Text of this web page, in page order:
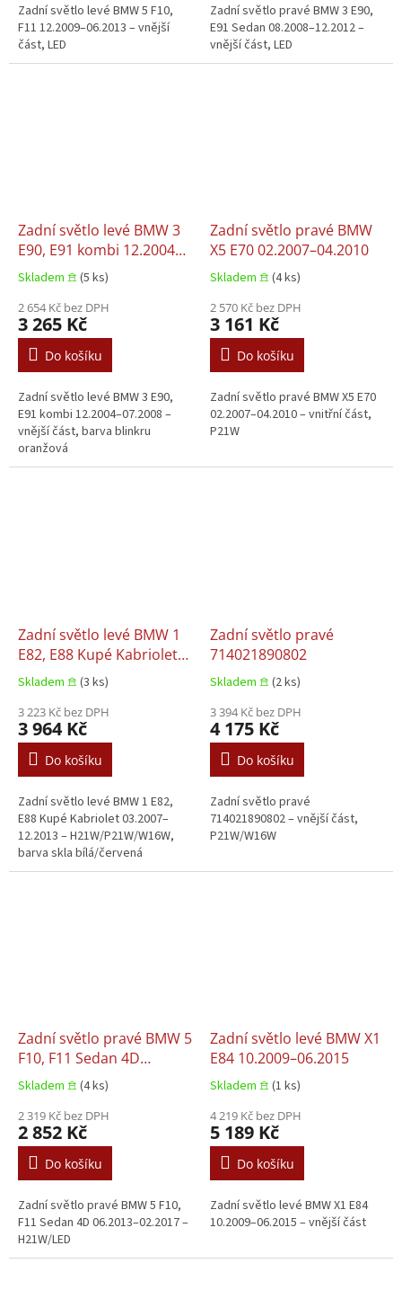
Zadní světlo levé BMW 5 F10,
F11 12.2009–06.2013 – vnější
část, LED
Zadní světlo pravé BMW 3 E90,
E91 Sedan 08.2008–12.2012 –
vnější část, LED
Zadní světlo levé BMW 3
E90, E91 kombi 12.2004–
07.2008
Skladem 𖠿 (5 ks)
2 654 Kč bez DPH
3 265 Kč
Do košíku
Zadní světlo levé BMW 3 E90,
E91 kombi 12.2004–07.2008 –
vnější část, barva blinkru
oranžová
Zadní světlo pravé BMW
X5 E70 02.2007–04.2010
Skladem 𖠿 (4 ks)
2 570 Kč bez DPH
3 161 Kč
Do košíku
Zadní světlo pravé BMW X5 E70
02.2007–04.2010 – vnitřní část,
P21W
Zadní světlo levé BMW 1
E82, E88 Kupé Kabriolet
03.2007–12.2013
Skladem 𖠿 (3 ks)
3 223 Kč bez DPH
3 964 Kč
Do košíku
Zadní světlo levé BMW 1 E82,
E88 Kupé Kabriolet 03.2007–
12.2013 – H21W/P21W/W16W,
barva skla bílá/červená
Zadní světlo pravé
714021890802
Skladem 𖠿 (2 ks)
3 394 Kč bez DPH
4 175 Kč
Do košíku
Zadní světlo pravé
714021890802 – vnější část,
P21W/W16W
Zadní světlo pravé BMW 5
F10, F11 Sedan 4D
06.2013–02.2017
Skladem 𖠿 (4 ks)
2 319 Kč bez DPH
2 852 Kč
Do košíku
Zadní světlo pravé BMW 5 F10,
F11 Sedan 4D 06.2013–02.2017 –
H21W/LED
Zadní světlo levé BMW X1
E84 10.2009–06.2015
Skladem 𖠿 (1 ks)
4 219 Kč bez DPH
5 189 Kč
Do košíku
Zadní světlo levé BMW X1 E84
10.2009–06.2015 – vnější část